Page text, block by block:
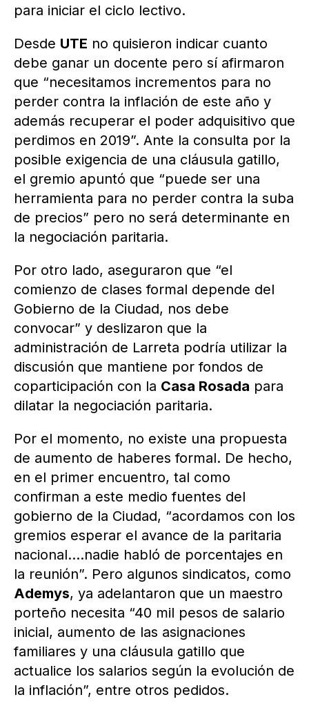
para iniciar el ciclo lectivo.
Desde UTE no quisieron indicar cuanto
debe ganar un docente pero sí afirmaron
que “necesitamos incrementos para no
perder contra la inflación de este año y
además recuperar el poder adquisitivo que
perdimos en 2019”. Ante la consulta por la
posible exigencia de una cláusula gatillo,
el gremio apuntó que “puede ser una
herramienta para no perder contra la suba
de precios” pero no será determinante en
la negociación paritaria.
Por otro lado, aseguraron que “el
comienzo de clases formal depende del
Gobierno de la Ciudad, nos debe
convocar” y deslizaron que la
administración de Larreta podría utilizar la
discusión que mantiene por fondos de
coparticipación con la Casa Rosada para
dilatar la negociación paritaria.
Por el momento, no existe una propuesta
de aumento de haberes formal. De hecho,
en el primer encuentro, tal como
confirman a este medio fuentes del
gobierno de la Ciudad, “acordamos con los
gremios esperar el avance de la paritaria
nacional….nadie habló de porcentajes en
la reunión”. Pero algunos sindicatos, como
Ademys, ya adelantaron que un maestro
porteño necesita “40 mil pesos de salario
inicial, aumento de las asignaciones
familiares y una cláusula gatillo que
actualice los salarios según la evolución de
la inflación”, entre otros pedidos.